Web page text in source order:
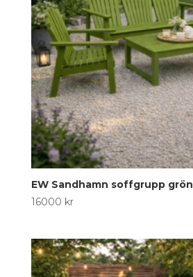
EW Sandhamn soffgrupp grön
16000 kr